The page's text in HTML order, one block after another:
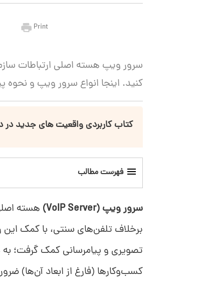
Print
سرور ویپ هسته اصلی ارتباطات
کنید. اینجا انواع سرور ویپ و نحوه
کتاب کاربردی واقعیت های جدید در
فهرست مطالب
نحوه کار سرور ویپ
ویژگی‌های اصلی سرور ویپ
سرور ویپ (VoIP Server) هسته
تصویری و پیامرسانی کمک گرفت؛
کسب‌وکارها (فارغ از ابعاد آن‌ها)